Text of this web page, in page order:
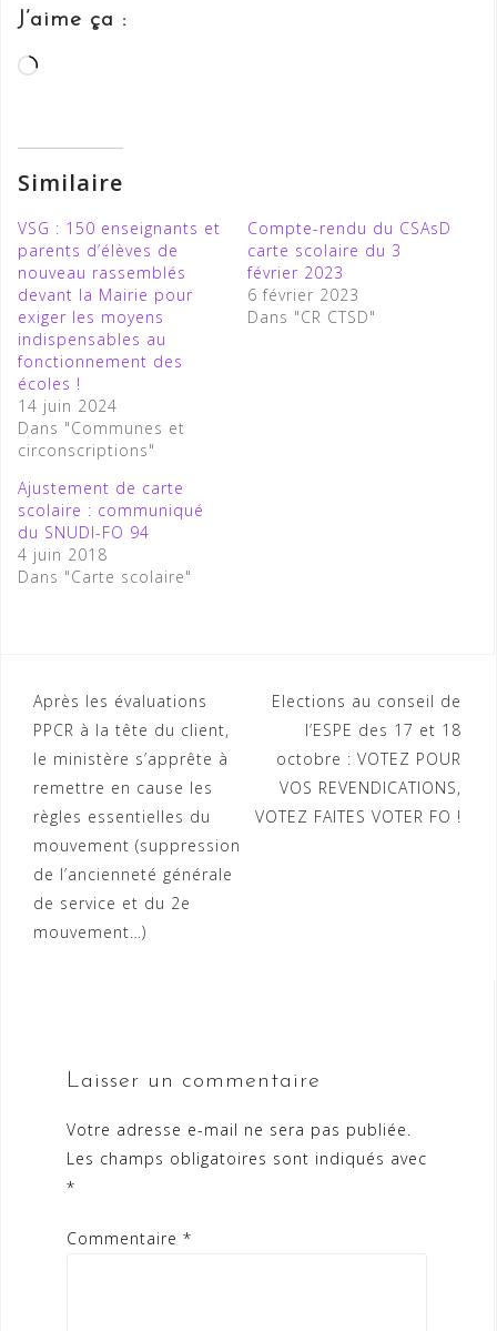
J’aime ça :
Chargement…
Similaire
VSG : 150 enseignants et
parents d’élèves de
nouveau rassemblés
devant la Mairie pour
exiger les moyens
indispensables au
fonctionnement des
écoles !
14 juin 2024
Dans "Communes et
circonscriptions"
Compte-rendu du CSAsD
carte scolaire du 3
février 2023
6 février 2023
Dans "CR CTSD"
Ajustement de carte
scolaire : communiqué
du SNUDI-FO 94
4 juin 2018
Dans "Carte scolaire"
Navigation
de
l’article
Après les évaluations
PPCR à la tête du client,
le ministère s’apprête à
remettre en cause les
règles essentielles du
mouvement (suppression
de l’ancienneté générale
de service et du 2e
mouvement…)
Elections au conseil de
l’ESPE des 17 et 18
octobre : VOTEZ POUR
VOS REVENDICATIONS,
VOTEZ FAITES VOTER FO !
Laisser un commentaire
Votre adresse e-mail ne sera pas publiée.
Les champs obligatoires sont indiqués avec
*
Commentaire *